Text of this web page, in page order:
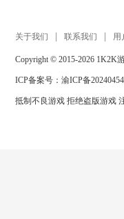
关于我们 联系我们 用
Copyright © 2015-2026 1K2K
ICP备案号： 渝ICP备
抵制不良游戏 拒绝盗版游戏